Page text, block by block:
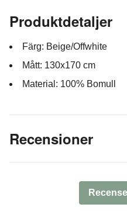
Produktdetaljer
Färg: Beige/Offwhite
Mått: 130x170 cm
Material: 100% Bomull
Recensioner